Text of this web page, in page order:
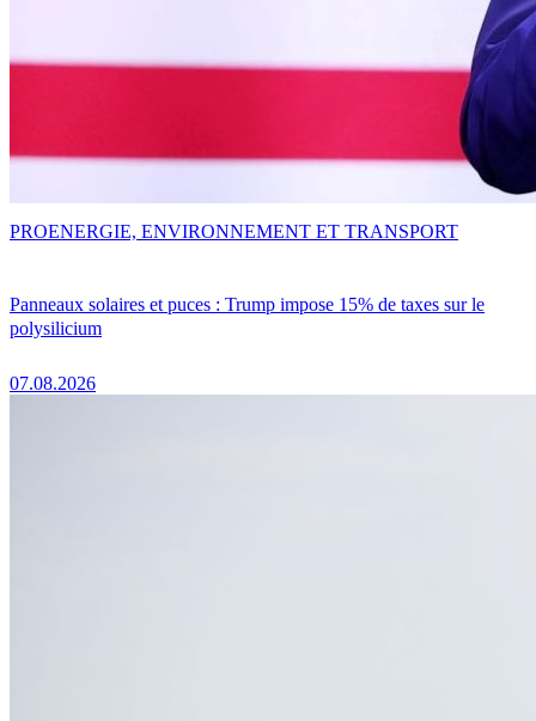
Panneaux solaires et puces : Trump impose 15% de taxes sur le
polysilicium
07.08.2026
PROENERGIE, ENVIRONNEMENT ET TRANSPORT